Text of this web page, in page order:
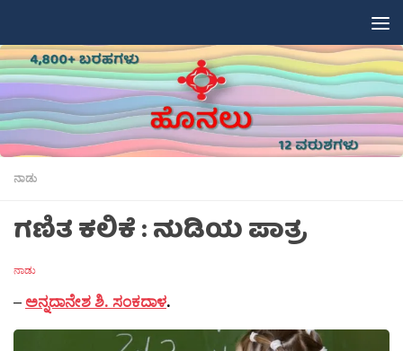
ನಾಡು
ಗಣಿತ ಕಲಿಕೆ : ನುಡಿಯ ಪಾತ್ರ
ನಾಡು
– ಅನ್ನದಾನೇಶ ಶಿ. ಸಂಕದಾಳ.